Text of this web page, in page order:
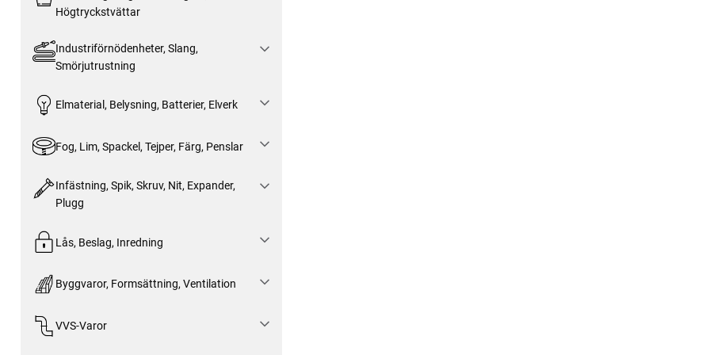
Högtryckstvättar
Industriförnödenheter, Slang,
Smörjutrustning
Elmaterial, Belysning, Batterier, Elverk
Fog, Lim, Spackel, Tejper, Färg, Penslar
Infästning, Spik, Skruv, Nit, Expander,
Plugg
Lås, Beslag, Inredning
Byggvaror, Formsättning, Ventilation
VVS-Varor